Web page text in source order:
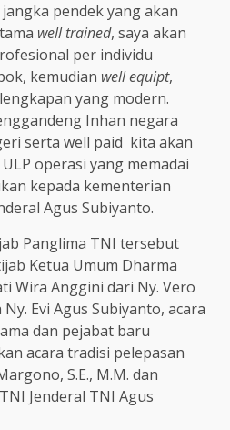
pendek yang akan
well trained, saya akan
per individu
kemudian well equipt,
yang modern.
Inhan negara
serta well paid kita akan
operasi yang memadai
kepada kementerian
Agus Subiyanto.
Panglima TNI tersebut
Ketua Umum Dharma
Wira Anggini dari Ny. Vero
Evi Agus Subiyanto, acara
dan pejabat baru
acara tradisi pelepasan
S.E., M.M. dan
Jenderal TNI Agus